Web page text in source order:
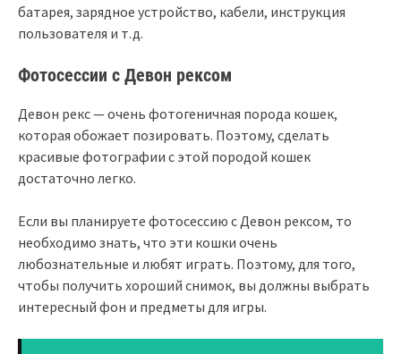
батарея, зарядное устройство, кабели, инструкция
пользователя и т.д.
Фотосессии с Девон рексом
Девон рекс — очень фотогеничная порода кошек,
которая обожает позировать. Поэтому, сделать
красивые фотографии с этой породой кошек
достаточно легко.
Если вы планируете фотосессию с Девон рексом, то
необходимо знать, что эти кошки очень
любознательные и любят играть. Поэтому, для того,
чтобы получить хороший снимок, вы должны выбрать
интересный фон и предметы для игры.